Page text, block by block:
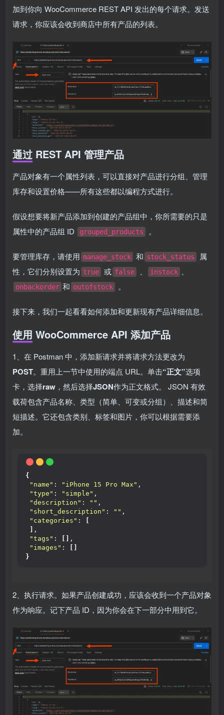
加到你向 WooCommerce REST API 发出的每个请求。发送
请求，你应该会收到商店中所有产品的列表。
通过 REST API 管理产品
产品对象有一个属性列表，可以直接对产品进行分组、管理
库存和设置价格——所有这些都以编程方式进行。
假设想要将新产品添加到创建的产品组中，你所需要的只是
属性中的产品组 ID
grouped_products 。
要管理库存，请使用 manage_stock 和 stock_status
属
性，它们分别设置为 true 或 false instock
onbackorder 和 outofstock 。
接下来，我们一起看看如何添加和更新现有产品详细信息。
使用 WooCommerce API 添加产品
1、在 Postman 中，添加新请求并将请求方法更改为
POST。重用上一节中使用的端点 URL。单击“正文”选项
卡，选择raw ，然后选择JSON作为正文格式。 JSON 有效
载荷包含产品名称、类型（简单、可变或分组）、描述和简
短描述。它还包含类别、标签和图片，你可以根据需要添
加。
{
"name" : "iPhone 15 Pro Max" ,
"type" : "simple" ,
"description" : "" ,
"short_description" : "" ,
"categories" :
,
"tags" :
,
"images" :
}
2、执行请求。如果产品创建成功，应该会收到一个产品对象
作为响应。记下产品 ID，因为你会在下一部分中用到它。